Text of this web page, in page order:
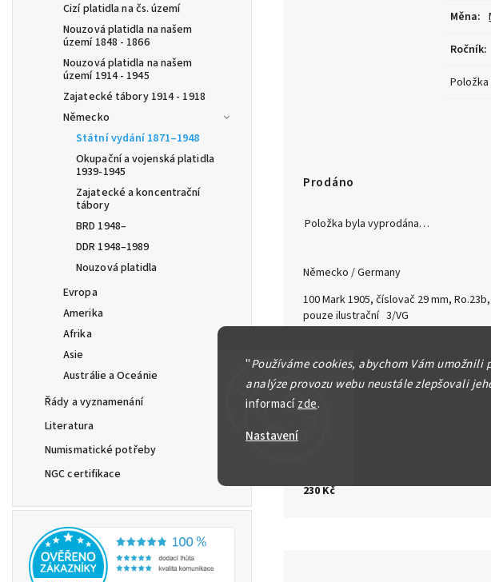
"Používáme cookies, abychom Vám
analýze provozu webu neustále zlepšovali
informacízde.
Nastavení
Cizí platidla na čs. území
Nouzová platidla na našem
území 1848 - 1866
Nouzová platidla na našem
území 1914 - 1945
Zajatecké tábory 1914 - 1918
Německo
Státní vydání 1871–1948
Okupační a vojenská platidla
1939-1945
Zajatecké a koncentrační
tábory
BRD 1948–
DDR 1948–1989
Nouzová platidla
Evropa
Amerika
Afrika
Asie
Austrálie a Oceánie
Řády a vyznamenání
Literatura
Numismatické potřeby
NGC certifikace
Měna:
Ročník:
230 Kč
Prodáno
Položka byla vyprodána…
Německo / Germany
100 Mark 1905, číslovač 29 mm,
pouze ilustrační 3/VG